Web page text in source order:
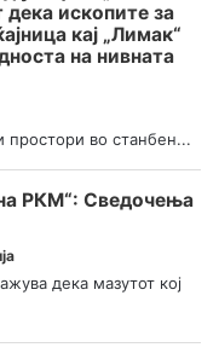
дека ископите за
кај „Лимак“
на нивната
простори во станбен...
РКМ“: Сведочења
дека мазутот кој